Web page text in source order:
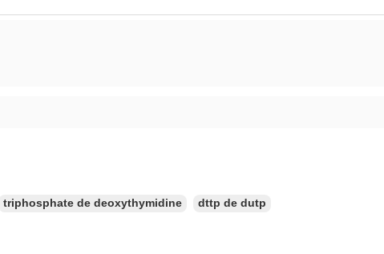
triphosphate de deoxythymidine dttp de dutp